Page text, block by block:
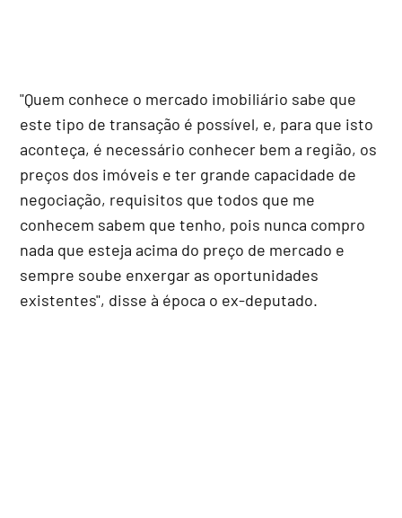
"Quem conhece o mercado imobiliário sabe que
este tipo de transação é possível, e, para que isto
aconteça, é necessário conhecer bem a região, os
preços dos imóveis e ter grande capacidade de
negociação, requisitos que todos que me
conhecem sabem que tenho, pois nunca compro
nada que esteja acima do preço de mercado e
sempre soube enxergar as oportunidades
existentes", disse à época o ex-deputado.